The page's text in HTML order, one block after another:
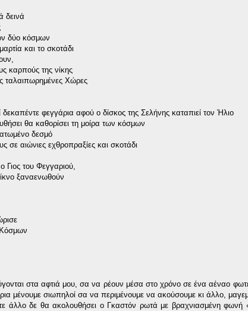
δεινά
δύο κόσμων
και το σκοτάδι
καρπούς της νίκης
ταλαιπωρημένες Χώρες
φεγγάρια αφού ο δίσκος της Σελήνης καταπιεί τον Ήλιο
θα καθορίσει τη μοίρα των κόσμων
δεσμό
σε αιώνιες εχθροπραξίες και σκοτάδι
Γιος του Φεγγαριού,
ξαναενωθούν
στα αφτιά μου, σα να ρέουν μέσα στο χρόνο σε ένα αέναο
μένουμε σιωπηλοί σα να περιμένουμε να ακούσουμε κι άλλο,
άλλο δε θα ακολουθήσει ο Γκαστόν ρωτά με βραχνιασμένη φωνή